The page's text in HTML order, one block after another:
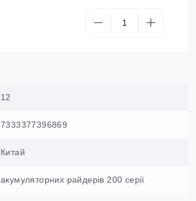
12
7333377396869
Китай
акумуляторних райдерів 200 серії